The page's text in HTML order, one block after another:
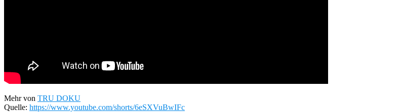
Mehr von TRU DOKU
Quelle: https://www.youtube.com/shorts/6eSXVuBwIFc